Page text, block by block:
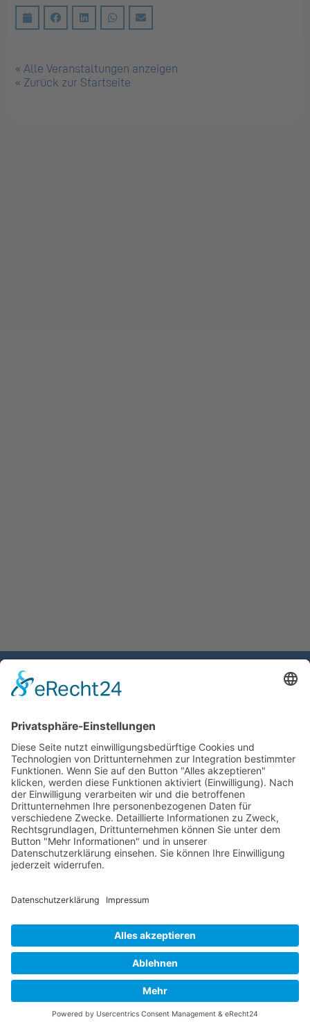
« Alle Veranstaltungen anzeigen
« Zurück zur Startseite
Gemeinde Schaan
9494 Schaan
Tel +423 / 237 72 00
Email schreiben
Impressum
Datenschutzerklärung
Nutzungsbedingungen Chatbot
Barrierefreiheit
Öffnungszeiten Rathaus
Montag bis Donnerstag:
08:00 – 11:30 und 13:30 – 17:00 Uhr
(vor Feiertagen bis 16:00 Uhr)
Freitag:
08:00 – 11:30 Uhr